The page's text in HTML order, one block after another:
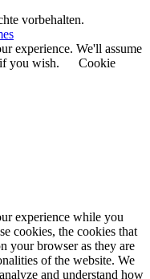
vorbehalten.
experience. We'll assume
you wish.
Cookie
experience while you
cookies, the cookies that
your browser as they are
of the website. We
and understand how